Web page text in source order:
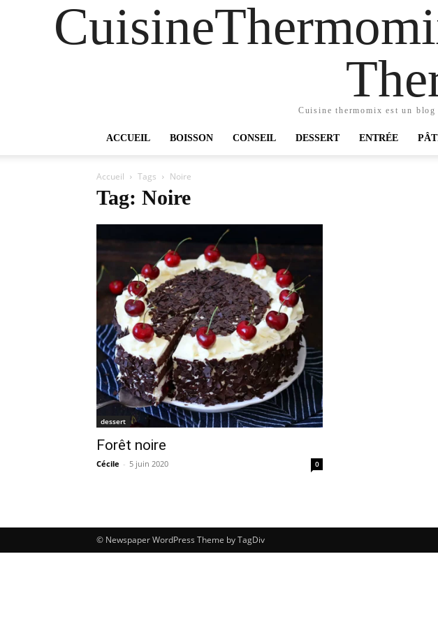
Cuisine thermomix est un
ACCUEIL BOISSON CONSEIL DESSERT ENTRÉE
Accueil Tags Noire
Tag: Noire
dessert
Forêt noire
Cécile - 5 juin 2020 0
© Newspaper WordPress Theme by TagDiv